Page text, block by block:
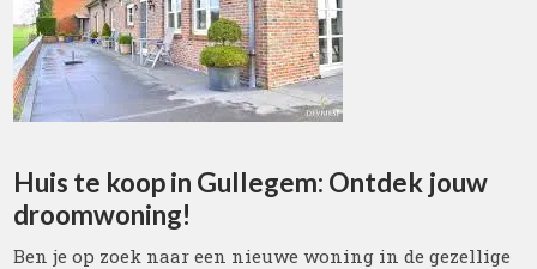
Huis te koop in Gullegem: Ontdek jouw
droomwoning!
Ben je op zoek naar een nieuwe woning in de gezellige